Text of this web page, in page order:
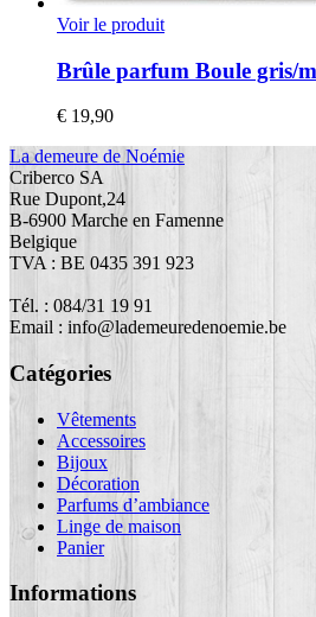
Voir le produit
Brûle parfum Boule gris/
€ 19,90
La demeure de Noémie
Criberco SA
Rue Dupont,24
B-6900 Marche en Famenne
Belgique
TVA : BE 0435 391 923
Tél. : 084/31 19 91
Email : info@lademeuredenoemie.be
Catégories
Vêtements
Accessoires
Bijoux
Décoration
Parfums d’ambiance
Linge de maison
Panier
Informations